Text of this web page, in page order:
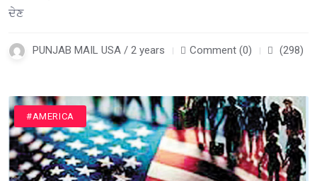
ਦੇਣ
PUNJAB MAIL USA / 2 years Comment (0) (298)
#AMERICA